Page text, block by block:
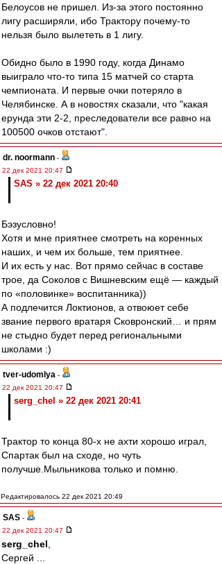
Белоусов не пришел. Из-за этого постоянно
лигу расширяли, ибо Трактору почему-то
нельзя было вылететь в 1 лигу.
Обидно было в 1990 году, когда Динамо
выиграло что-то типа 15 матчей со старта
чемпионата. И первые очки потеряло в
Челябинске. А в новостях сказали, что "какая
ерунда эти 2-2, преследователи все равно на
100500 очков отстают".
dr. noormann -
22 дек 2021 20:47
SAS » 22 дек 2021 20:40
Бэзусловно!
Хотя и мне приятнее смотреть на коренных
наших, и чем их больше, тем приятнее.
И их есть у нас. Вот прямо сейчас в составе
трое, да Соколов с Вишневским ещё — каждый
по «половинке» воспитанника))
А подлечится Локтионов, а отвоюет себе
звание первого вратаря Сковронский… и прям
не стыдно будет перед региональными
школами :)
tver-udomlya -
22 дек 2021 20:47
serg_chel » 22 дек 2021 20:41
Трактор то конца 80-х не ахти хорошо играл,
Спартак был на сходе, но чуть
получше.Мыльникова только и помню.
Редактировалось 22 дек 2021 20:49
SAS -
22 дек 2021 20:47
serg_chel
Сергей ...